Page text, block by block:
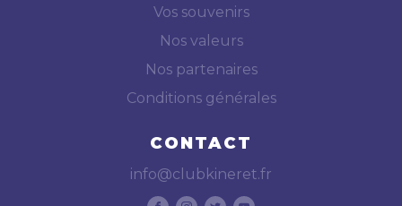
Vos souvenirs
Nos valeurs
Nos partenaires
Conditions générales
CONTACT
info@clubkineret.fr